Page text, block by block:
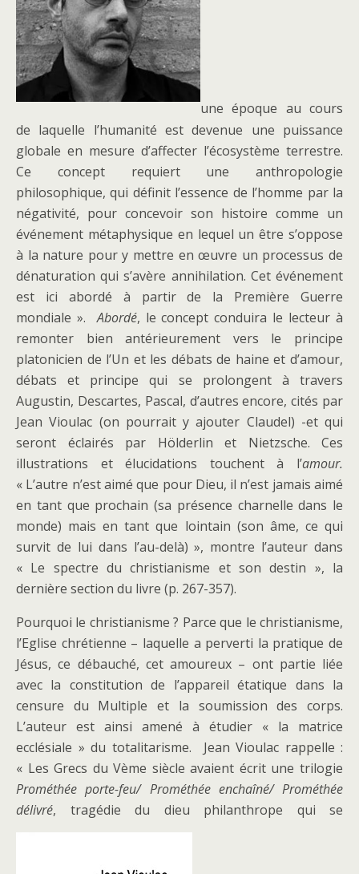
une époque au cours
de laquelle l’humanité est devenue une puissance
globale en mesure d’affecter l’écosystème terrestre.
Ce concept requiert une anthropologie
philosophique, qui définit l’essence de l’homme par la
négativité, pour concevoir son histoire comme un
événement métaphysique en lequel un être s’oppose
à la nature pour y mettre en œuvre un processus de
dénaturation qui s’avère annihilation. Cet événement
est ici abordé à partir de la Première Guerre
mondiale ».Abordé, le concept conduira le lecteur à
remonter bien antérieurement vers le principe
platonicien de l’Un et les débats de haine et d’amour,
débats et principe qui se prolongent à travers
Augustin, Descartes, Pascal, d’autres encore, cités par
Jean Vioulac (on pourrait y ajouter Claudel) -et qui
seront éclairés par Hölderlin et Nietzsche. Ces
illustrations et élucidations touchent à l’amour.
« L’autre n’est aimé que pour Dieu, il n’est jamais aimé
en tant que prochain (sa présence charnelle dans le
monde) mais en tant que lointain (son âme, ce qui
survit de lui dans l’au-delà) », montre l’auteur dans
« Le spectre du christianisme et son destin », la
dernière section du livre (p. 267-357).
Pourquoi le christianisme ? Parce que le christianisme,
l’Eglise chrétienne – laquelle a perverti la pratique de
Jésus, ce débauché, cet amoureux – ont partie liée
avec la constitution de l’appareil étatique dans la
censure du Multiple et la soumission des corps.
L’auteur est ainsi amené à étudier « la matrice
ecclésiale » du totalitarisme. Jean Vioulac rappelle :
« Les Grecs du Vème siècle avaient écrit une trilogie
Prométhée porte-feu/ Prométhée enchaîné/ Prométhée
délivré, tragédie du dieu philanthrope qui se